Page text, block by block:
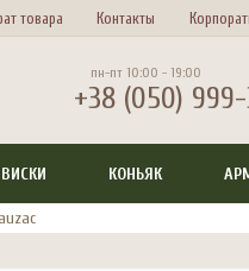
товара Контакты
пн-пт 10:00 - 19:00
+38 (050) 999-
ВИСКИ КОНЬЯК